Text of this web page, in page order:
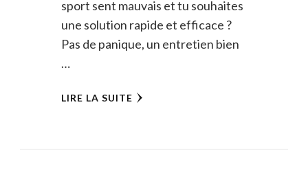
sport sent mauvais et tu souhaites
une solution rapide et efficace ?
Pas de panique, un entretien bien
…
LIRE LA SUITE